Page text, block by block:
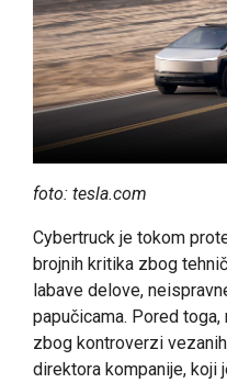
foto: tesla.com
Cybertruck je tokom
brojnih kritika zbog
labave delove,
papučicama. Pored
zbog kontroverzi
direktora kompanije, koji